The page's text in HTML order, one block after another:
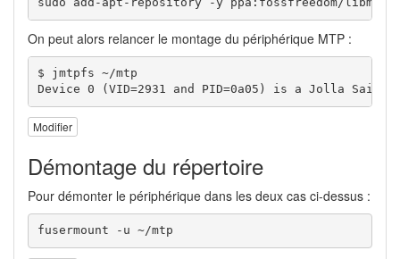
On peut alors relancer le montage du périphérique MTP :
$ jmtpfs ~/mtp
Device 0 (VID=2931 and PID=0a05) is a Jolla
Modifier
Démontage du répertoire
Pour démonter le périphérique dans les deux cas ci-dessus :
fusermount -u ~/mtp